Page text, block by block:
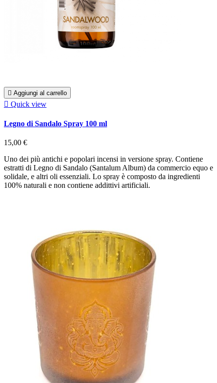
 Aggiungi al carrello
 Quick view
Legno di Sandalo Spray 100 ml
15,00 €
Uno dei più antichi e popolari incensi in versione spray. Contiene
estratti di Legno di Sandalo (Santalum Album) da commercio equo e
solidale, e altri oli essenziali. Lo spray è composto da ingredienti
100% naturali e non contiene addittivi artificiali.